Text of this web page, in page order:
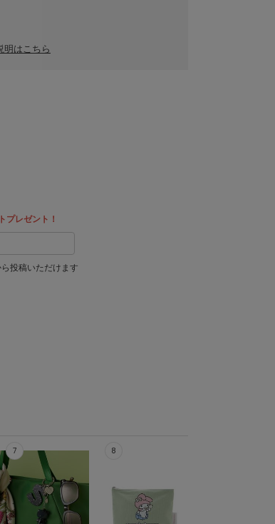
明はこちら
プレゼント！
投稿いただけます